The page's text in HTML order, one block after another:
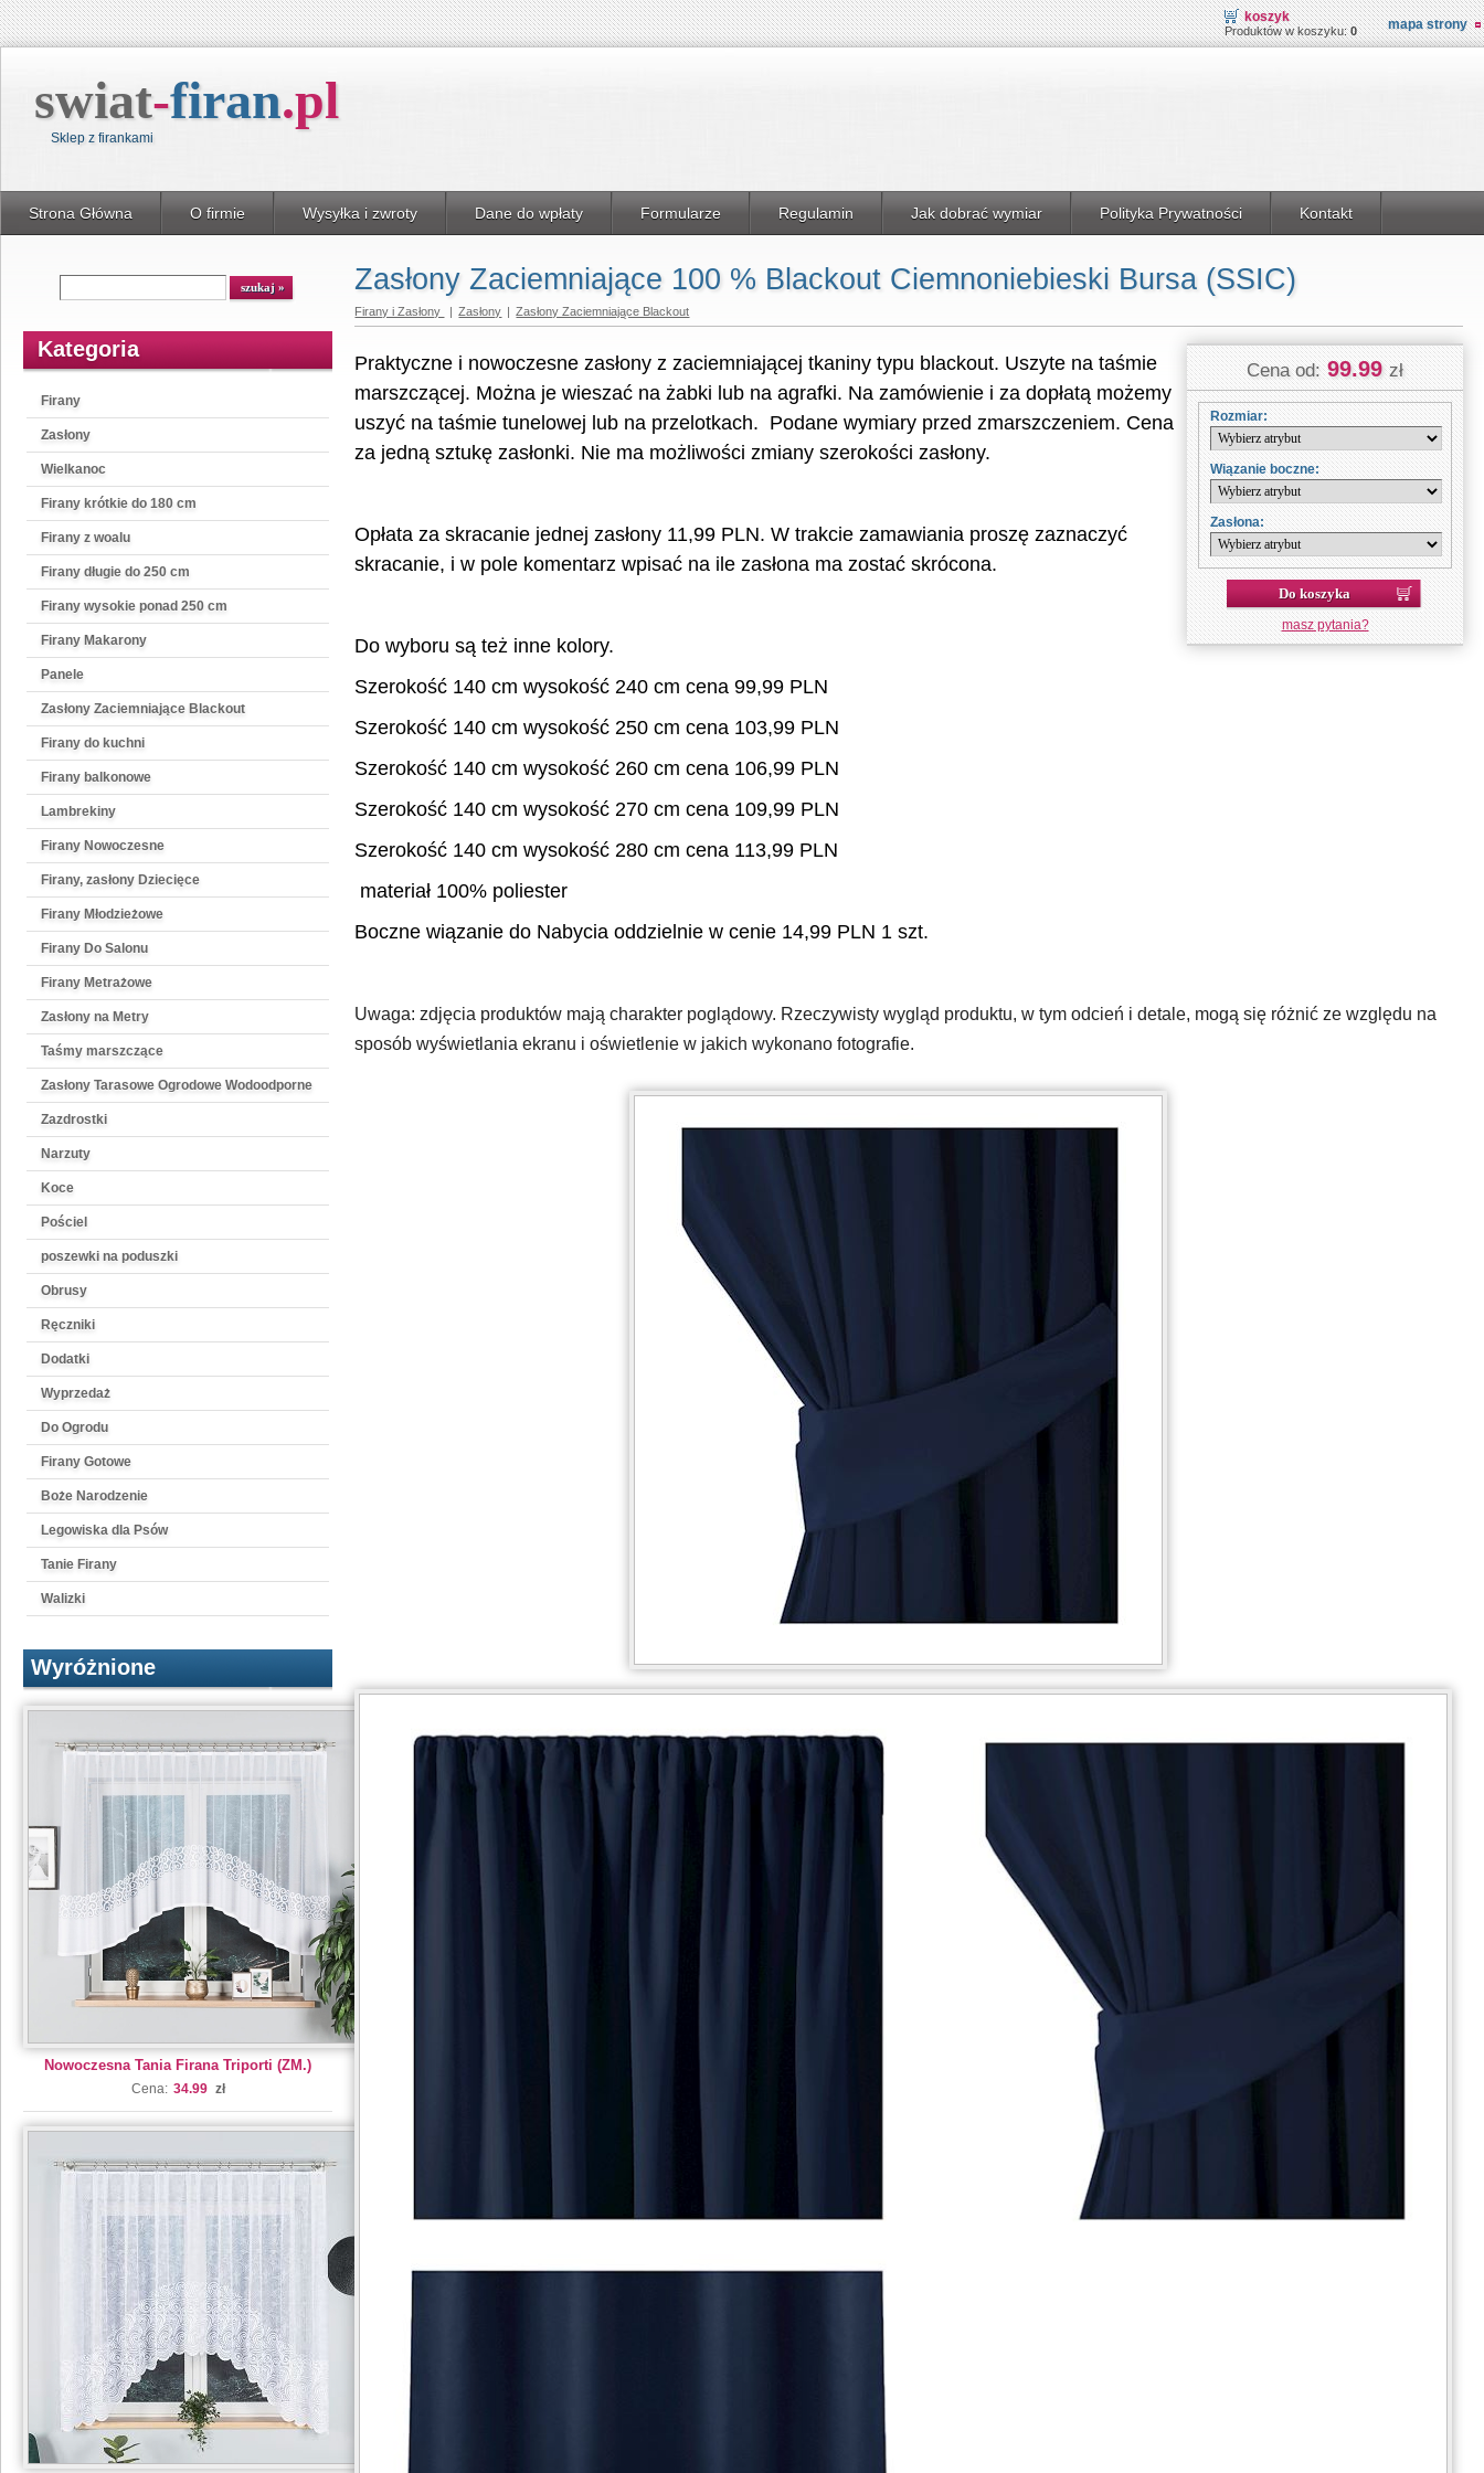
koszyk
Produktów w koszyku:0 mapa strony
swiat-firan.pl
Sklep z firankami
Strona Główna O firmie Wysyłka i zwroty Dane do wpłaty Formularze Regulamin Jak dobrać wymiar Polityka Prywatności Kontakt
Kategoria
Firany
Zasłony
Wielkanoc
Firany krótkie do 180 cm
Firany z woalu
Firany długie do 250 cm
Firany wysokie ponad 250 cm
Firany Makarony
Panele
Zasłony Zaciemniające Blackout
Firany do kuchni
Firany balkonowe
Lambrekiny
Firany Nowoczesne
Firany, zasłony Dziecięce
Firany Młodzieżowe
Firany Do Salonu
Firany Metrażowe
Zasłony na Metry
Taśmy marszczące
Zasłony Tarasowe Ogrodowe Wodoodporne
Zazdrostki
Narzuty
Koce
Pościel
poszewki na poduszki
Obrusy
Ręczniki
Dodatki
Wyprzedaż
Do Ogrodu
Firany Gotowe
Boże Narodzenie
Legowiska dla Psów
Tanie Firany
Walizki
Wyróżnione
Nowoczesna Tania Firana Triporti (ZM.)
Cena: 34.99 zł
Zasłony Zaciemniające 100 % Blackout Ciemnoniebieski Bursa (SSIC)
Firany i Zasłony | Zasłony | Zasłony Zaciemniające Blackout
Cena od: 99.99 zł
Rozmiar:
Wiązanie boczne:
Zasłona:
Do koszyka
masz pytania?
Praktyczne i nowoczesne zasłony z zaciemniającej tkaniny typu blackout. Uszyte na taśmie
marszczącej. Można je wieszać na żabki lub na agrafki. Na zamówienie i za dopłatą możemy
uszyć na taśmie tunelowej lub na przelotkach. Podane wymiary przed zmarszczeniem. Cena
za jedną sztukę zasłonki. Nie ma możliwości zmiany szerokości zasłony.
Opłata za skracanie jednej zasłony 11,99 PLN. W trakcie zamawiania proszę zaznaczyć
skracanie, i w pole komentarz wpisać na ile zasłona ma zostać skrócona.
Do wyboru są też inne kolory.
Szerokość 140 cm wysokość 240 cm cena 99,99 PLN
Szerokość 140 cm wysokość 250 cm cena 103,99 PLN
Szerokość 140 cm wysokość 260 cm cena 106,99 PLN
Szerokość 140 cm wysokość 270 cm cena 109,99 PLN
Szerokość 140 cm wysokość 280 cm cena 113,99 PLN
materiał 100% poliester
Boczne wiązanie do Nabycia oddzielnie w cenie 14,99 PLN 1 szt.
Uwaga: zdjęcia produktów mają charakter poglądowy. Rzeczywisty wygląd produktu, w tym odcień i detale, mogą się różnić ze względu na
sposób wyświetlania ekranu i oświetlenie w jakich wykonano fotografie.